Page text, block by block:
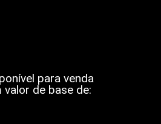
para venda
valor de base de: